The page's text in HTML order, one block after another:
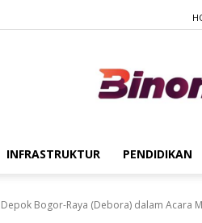
INFRASTRUKTUR PENDIDIKAN
Depok Bogor-Raya (Debora) dalam Acara